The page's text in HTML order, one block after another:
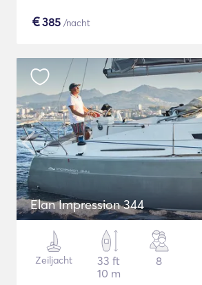
€385 /nacht
Elan Impression 344
Zeiljacht
33 ft
10 m
8